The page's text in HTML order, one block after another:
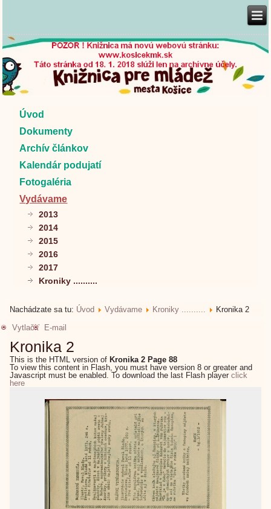
Úvod
Dokumenty
Archív článkov
Kalendár podujatí
Fotogaléria
Vydávame
2013
2014
2015
2016
2017
Kroniky ..........
Nachádzate sa tu: Úvod Vydávame Kroniky ..........
Kronika 2
Vytlačiť
E-mail
Kronika 2
This is the HTML version of Kronika 2 Page 88
To view this content in Flash, you must have version 8 or greater and
Javascript must be enabled. To download the last Flash playerclick
here